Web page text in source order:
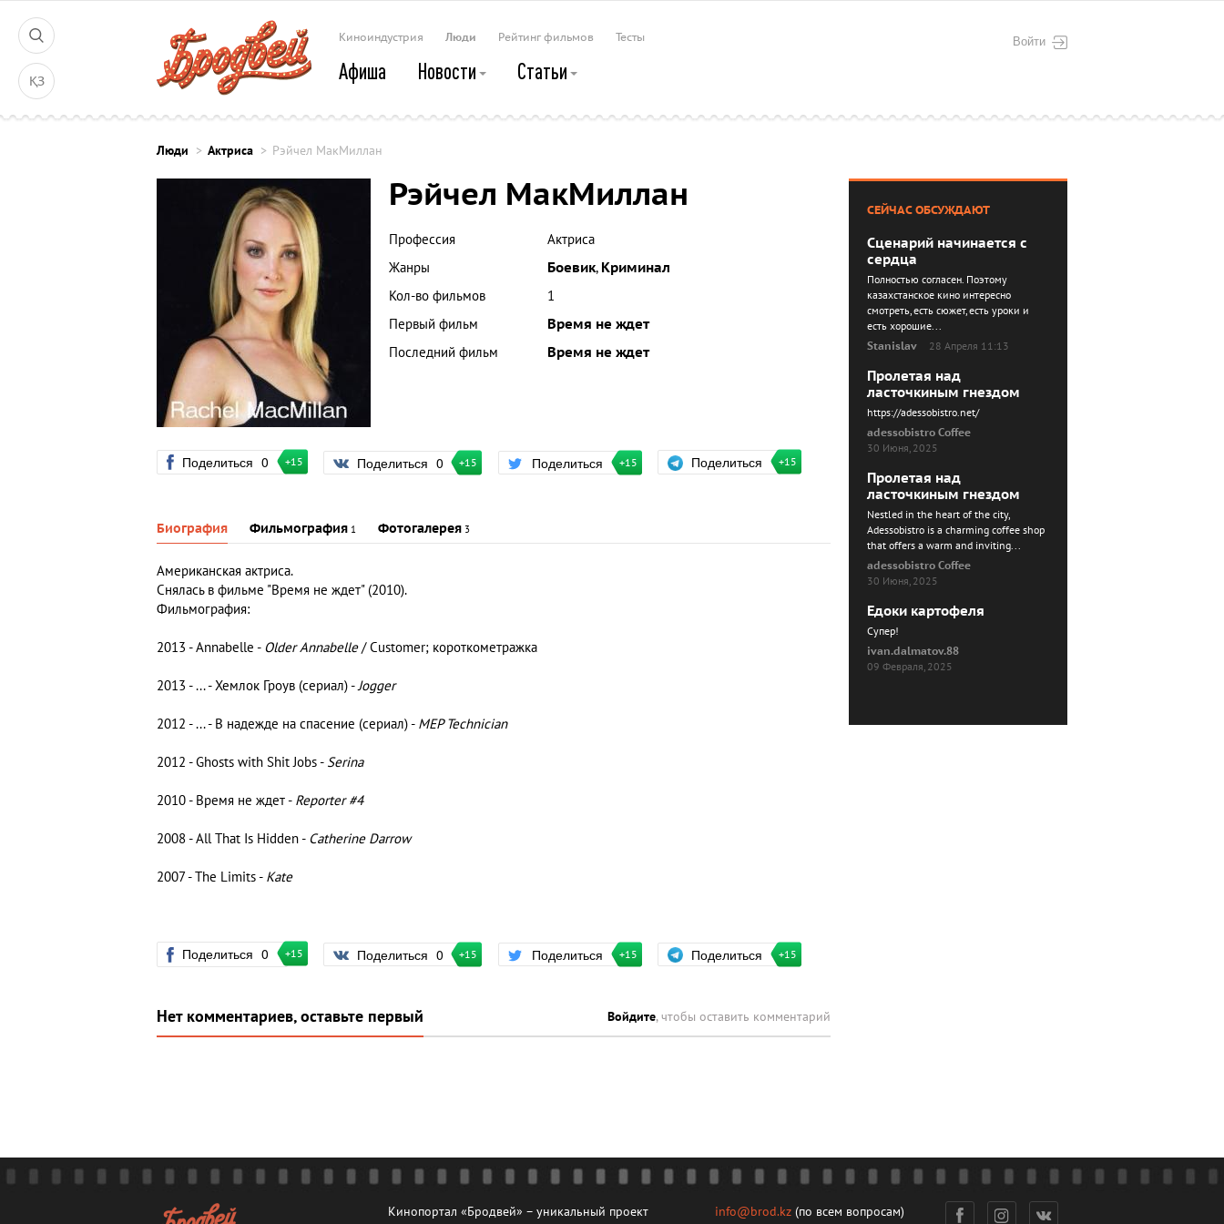
ҚЗ
Войти
Киноиндустрия Люди Рейтинг фильмов Тесты
Афиша Новости Статьи
Люди Актриса Рэйчел МакМиллан
Рэйчел МакМиллан
Профессия
Актриса
Жанры
Боевик, Криминал
Кол-во фильмов
1
Первый фильм
Время не ждет
Последний фильм
Время не ждет
Поделиться 0 +15 Поделиться 0 +15 Поделиться +15 Поделиться +15
Биография Фильмография 1 Фотогалерея 3
Американская актриса.
Снялась в фильме "Время не ждет" (2010).
Фильмография:
2013 - Annabelle - Older Annabelle/ Customer; короткометражка
2013 - ... - Хемлок Гроув (сериал) -Jogger
2012 - ... - В надежде на спасение (сериал) - MEP Technician
2012 - Ghosts with Shit Jobs - Serina
2010 - Время не ждет - Reporter #4
2008 - All That Is Hidden - Catherine Darrow
2007 - The Limits - Kate
Поделиться 0 +15 Поделиться 0 +15 Поделиться +15 Поделиться +15
Нет комментариев, оставьте первый Войдите, чтобы оставить комментарий
СЕЙЧАС ОБСУЖДАЮТ
Сценарий начинается с
сердца
Полностью согласен. Поэтому
казахстанское кино интересно
смотреть, есть сюжет, есть уроки и
есть хорошие...
Stanislav
28 Апреля 11:13
Пролетая над
ласточкиным гнездом
https://adessobistro.net/
adessobistro Coffee
30 Июня, 2025
Пролетая над
ласточкиным гнездом
Nestled in the heart of the city,
Adessobistro is a charming coffee shop
that offers a warm and inviting...
adessobistro Coffee
30 Июня, 2025
Едоки картофеля
Cупер!
ivan.dalmatov.88
09 Февраля, 2025
Кинопортал «Бродвей» – уникальный проект
info@brod.kz (по всем вопросам)